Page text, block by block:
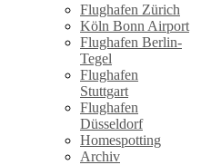
Flughafen Zürich
Köln Bonn Airport
Flughafen Berlin-
Tegel
Flughafen
Stuttgart
Flughafen
Düsseldorf
Homespotting
Archiv